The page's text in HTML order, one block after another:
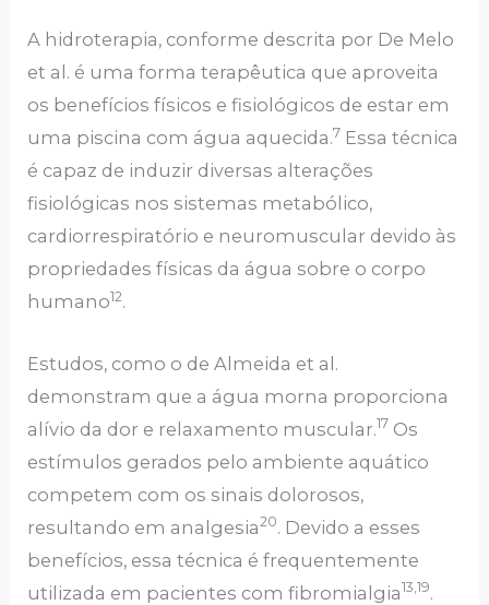
A hidroterapia, conforme descrita por De Melo
et al. é uma forma terapêutica que aproveita
os benefícios físicos e fisiológicos de estar em
uma piscina com água aquecida.7 Essa técnica
é capaz de induzir diversas alterações
fisiológicas nos sistemas metabólico,
cardiorrespiratório e neuromuscular devido às
propriedades físicas da água sobre o corpo
humano12.
Estudos, como o de Almeida et al.
demonstram que a água morna proporciona
alívio da dor e relaxamento muscular.17 Os
estímulos gerados pelo ambiente aquático
competem com os sinais dolorosos,
resultando em analgesia20. Devido a esses
benefícios, essa técnica é frequentemente
utilizada em pacientes com fibromialgia13,19.